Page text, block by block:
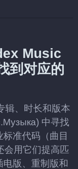
Music
到对应的
辑、时长和版本
中寻找
准代码（曲目
会用它们提高匹
版、重制版和